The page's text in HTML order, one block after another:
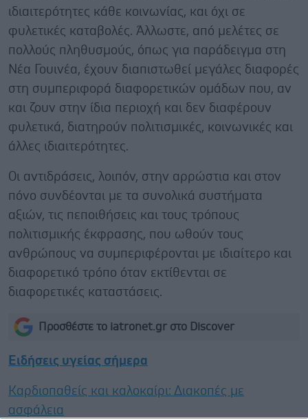
ιδιαιτερότητες κάθε κοινωνίας, και όχι σε
φυλετικές καταβολές. Άλλωστε, από μελέτες σε
πολλούς πληθυσμούς, όπως για παράδειγμα στη
Νέα Γουινέα, έχουν διαπιστωθεί μεγάλες διαφορές
στη συμπεριφορά διαφορετικών ομάδων που, αν
και ζουν στην ίδια περιοχή και δεν διαφέρουν
φυλετικά, διατηρούν πολιτισμικές, κοινωνικές και
άλλες ιδιαιτερότητες.
Οι αντιδράσεις, λοιπόν, στην αρρώστια και στον
πόνο συνδέονται με τα συνολικά συστήματα
αξιών, τις πεποιθήσεις και τους τρόπους
πολιτισμικής έκφρασης, που ωθούν τους
ανθρώπους να συμπεριφέρονται με ιδιαίτερο και
διαφορετικό τρόπο όταν εκτίθενται σε
διαφορετικές καταστάσεις.
Προσθέστε το iatronet.gr στο Discover
Ειδήσεις υγείας σήμερα
Καρδιοπαθείς και καλοκαίρι: Διακοπές με
ασφάλεια